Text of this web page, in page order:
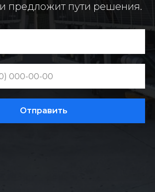
предложит пути решения.
Отправить